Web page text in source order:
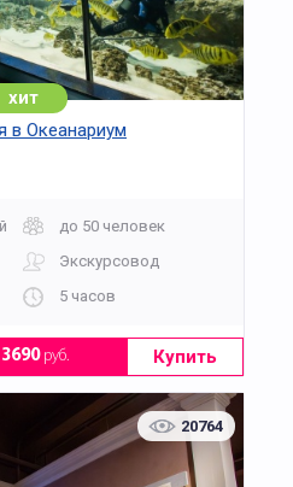
хит
в Океанариум
до 50 человек
Экскурсовод
5 часов
руб. Купить
20764